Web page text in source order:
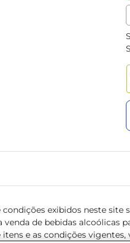
exibidos neste
de bebidas alcoólicas
e as condições